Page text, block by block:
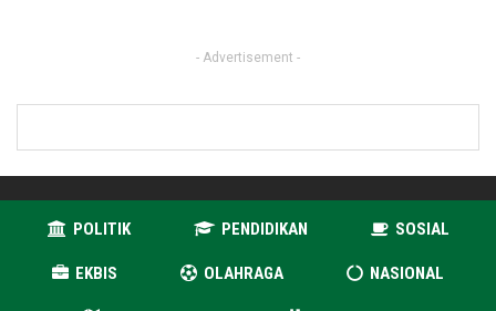
- Advertisement -
POLITIK PENDIDIKAN SOSIAL
EKBIS OLAHRAGA NASIONAL